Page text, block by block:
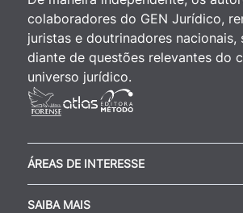
colaboradores do GEN Jurídico,
juristas e doutrinadores nacionais,
diante de questões relevantes do
universo jurídico.
ÁREAS DE INTERESSE
SAIBA MAIS